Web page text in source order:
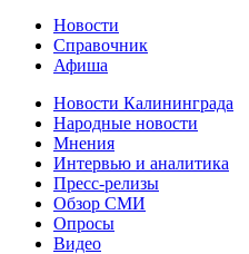
Новости
Справочник
Афиша
Новости Калининграда
Народные новости
Мнения
Интервью и аналитика
Пресс-релизы
Обзор СМИ
Опросы
Видео